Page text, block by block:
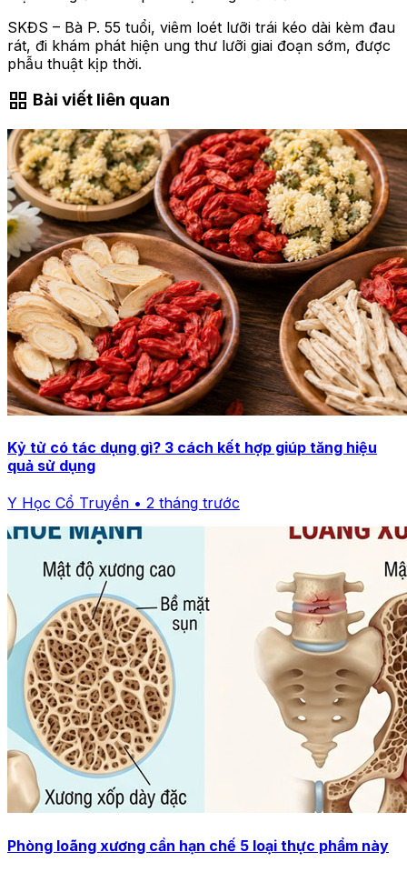
SKĐS – Bà P. 55 tuổi, viêm loét lưỡi trái kéo dài kèm đau
rát, đi khám phát hiện ung thư lưỡi giai đoạn sớm, được
phẫu thuật kịp thời.
grid_view Bài viết liên quan
Kỷ tử có tác dụng gì? 3 cách kết hợp giúp tăng hiệu
quả sử dụng
Y Học Cổ Truyền • 2 tháng trước
Phòng loãng xương cần hạn chế 5 loại thực phẩm này